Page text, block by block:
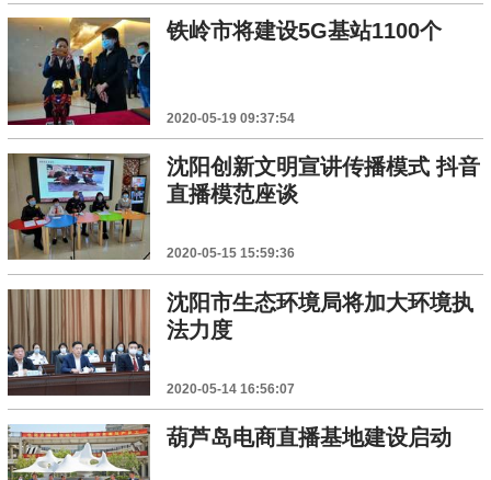
铁岭市将建设5G基站1100个
2020-05-19 09:37:54
沈阳创新文明宣讲传播模式 抖音
直播模范座谈
2020-05-15 15:59:36
沈阳市生态环境局将加大环境执
法力度
2020-05-14 16:56:07
葫芦岛电商直播基地建设启动